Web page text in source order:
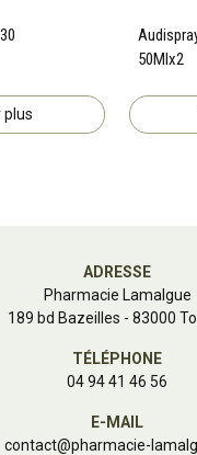
plus
50Mlx2
ADRESSE
Pharmacie Lamalgue
189 bd Bazeilles - 83000
TÉLÉPHONE
04 94 41 46 56
E-MAIL
contact@pharmacie-